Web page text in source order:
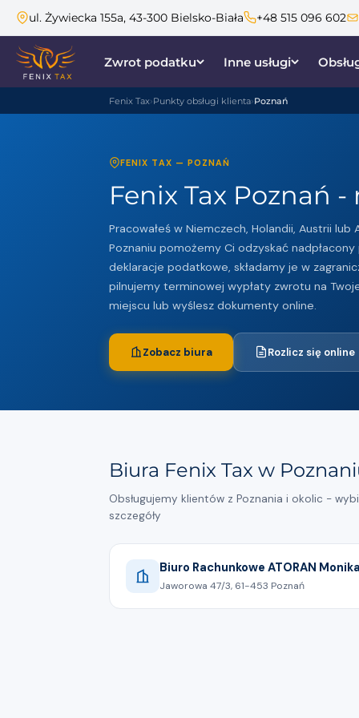
ul. Żywiecka 155a, 43-300 Bielsko-Biała +48 515 096 602
Zwrot podatku Inne usługi
Fenix Tax Punkty obsługi klienta Poznań
FENIX TAX — POZNAŃ
Fenix Tax Poznań
Pracowałeś w Niemczech, Holandii, Austrii lub
Poznaniu pomożemy Ci odzyskać
deklaracje podatkowe, składamy je w
pilnujemy terminowej wypłaty zwrotu na
miejscu lub wyślesz dokumenty online.
Zobacz biura Rozlicz się online
Biura Fenix Tax w
Obsługujemy klientów z Poznania i okolic -
szczegóły
Jaworowa 47/3, 61-453 Poznań